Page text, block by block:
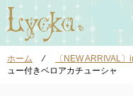
ホーム ⁄ 〔NEW ARRIVAL
ュー付きベロアカチューシャ